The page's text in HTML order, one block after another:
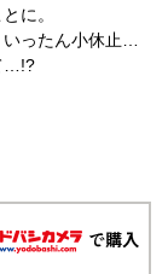
に。
ったん小休止…
…!?